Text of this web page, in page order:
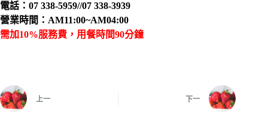
電話：07 338-5959//07 338-3939
營業時間：AM11:00~AM04:00
需加10%服務費，用餐時間90分鐘
上一 下一